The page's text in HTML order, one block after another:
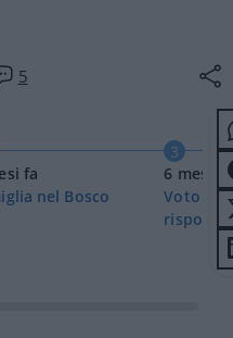
5
fa
nel Bosco
3
6 mesi fa
Voto
risposta